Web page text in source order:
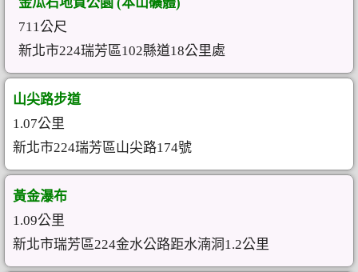
711公尺
新北市224瑞芳區102縣道18公里處
山尖路步道
1.07公里
新北市224瑞芳區山尖路174號
黃金瀑布
1.09公里
新北市瑞芳區224金水公路距水湳洞1.2公里